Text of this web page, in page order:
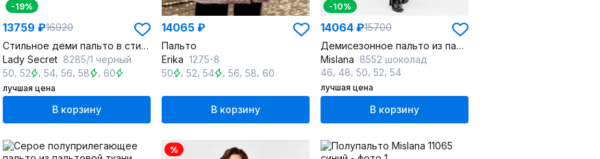
-19%
13759 ₽16920
Стильное деми пальто в стиле бохо с капюшоном и утеплителем
Lady Secret 8285/1 черный
50 52 ,54 ,56 ,58 60
лучшая цена
В корзину
14065 ₽
Пальто
Erika 1275-8
50
,52 ,54 56 58 60
В корзину
-10%
14064 ₽15700
Демисезонное пальто из пальтовой ткани прямого силуэта
Mislana 8552 шоколад
46 48 50 52 54
лучшая цена
В корзину
%